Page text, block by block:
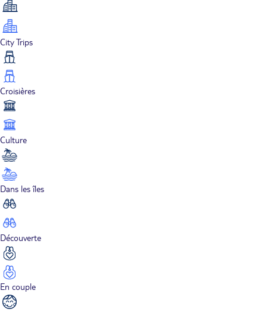
City Trips
Croisières
Culture
Dans les îles
Découverte
En couple